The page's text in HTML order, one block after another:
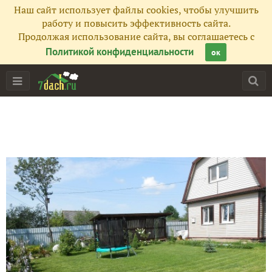
Наш сайт использует файлы cookies, чтобы улучшить
работу и повысить эффективность сайта.
Продолжая использование сайта, вы соглашаетесь с
Политикой конфиденциальности
ок
Все публикации 69
Фото 1674
Сейчас обсуждают